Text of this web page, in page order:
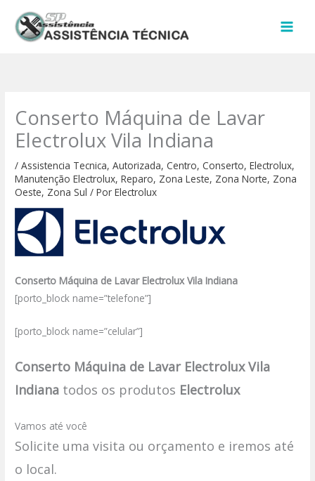
para
Conserto Máquina de Lavar
Electrolux Vila Indiana
/Assistencia Tecnica,Autorizada,Centro,Conserto,Electrolux,
Manutenção Electrolux,Reparo, Zona Leste, Zona Norte, Zona
Oeste, Zona Sul / PorElectrolux
Conserto Máquina de Lavar Electrolux Vila Indiana
[porto_block name=”telefone”]
[porto_block name=”celular”]
Conserto Máquina de Lavar Electrolux Vila
Indiana todos os produtos Electrolux
Vamos até você
Solicite uma visita ou orçamento e iremos até
o local.